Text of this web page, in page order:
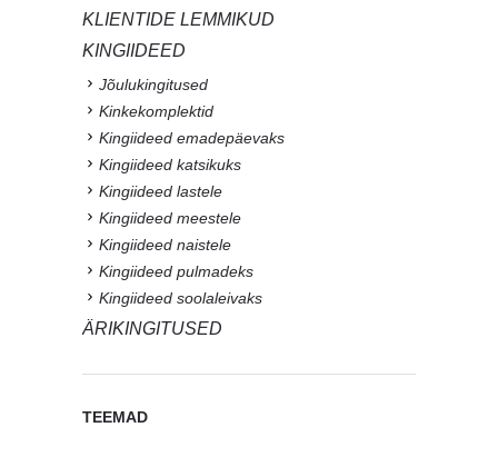
KLIENTIDE LEMMIKUD
KINGIIDEED
Jõulukingitused
Kinkekomplektid
Kingiideed emadepäevaks
Kingiideed katsikuks
Kingiideed lastele
Kingiideed meestele
Kingiideed naistele
Kingiideed pulmadeks
Kingiideed soolaleivaks
ÄRIKINGITUSED
TEEMAD